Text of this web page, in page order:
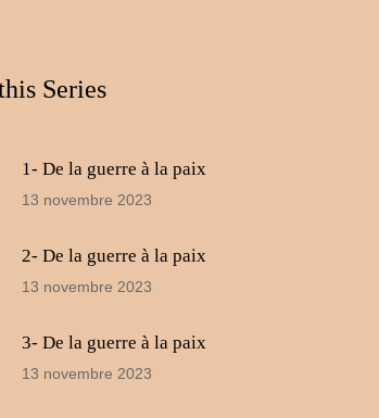
Series
1- De la guerre à la paix
13 novembre 2023
2- De la guerre à la paix
13 novembre 2023
3- De la guerre à la paix
13 novembre 2023